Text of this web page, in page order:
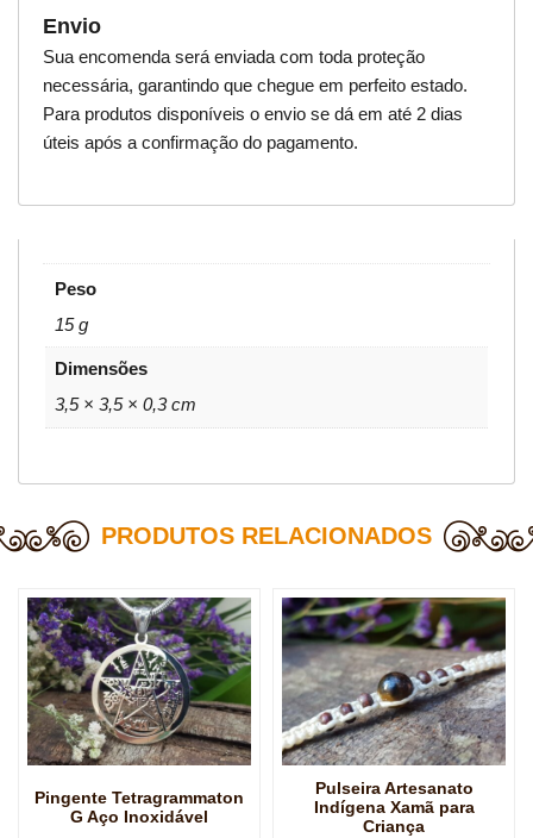
Envio
Sua encomenda será enviada com toda proteção
necessária, garantindo que chegue em perfeito estado.
Para produtos disponíveis o envio se dá em até 2 dias
úteis após a confirmação do pagamento.
Peso
15 g
Dimensões
3,5 × 3,5 × 0,3 cm
PRODUTOS RELACIONADOS
Pingente Tetragrammaton
G Aço Inoxidável
Pulseira Artesanato
Indígena Xamã para
Criança